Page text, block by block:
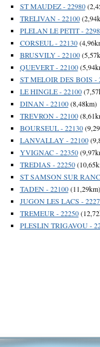
ST MAUDEZ - 22980
TRELIVAN - 22100
PLELAN LE PETIT -
CORSEUL - 22130
BRUSVILY - 22100
QUEVERT - 22100
ST MELOIR DES BOIS -
LE HINGLE - 22100
DINAN - 22100(8,48km)
TREVRON - 22100
BOURSEUL - 22130
LANVALLAY - 22100
YVIGNAC - 22350
TREDIAS - 22250
ST SAMSON SUR
TADEN - 22100(11,29km)
JUGON LES LACS -
TREMEUR - 22250
PLESLIN TRIGAVOU -